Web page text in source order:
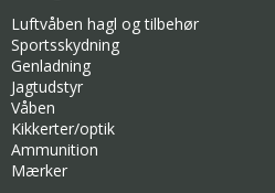
Luftvåben hagl og tilbehør
Sportsskydning
Genladning
Jagtudstyr
Våben
Kikkerter/optik
Ammunition
Mærker